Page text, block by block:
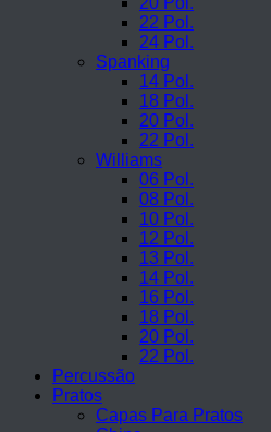
22 Pol.
24 Pol.
Spanking
14 Pol.
18 Pol.
20 Pol.
22 Pol.
Williams
06 Pol.
08 Pol.
10 Pol.
12 Pol.
13 Pol.
14 Pol.
16 Pol.
18 Pol.
20 Pol.
22 Pol.
Percussão
Pratos
Capas Para Pratos